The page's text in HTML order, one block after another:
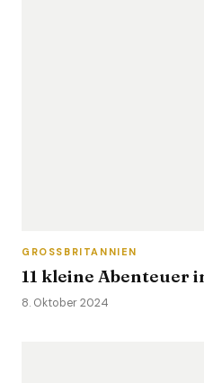
GROSSBRITANNIEN
11 kleine Abenteuer
8. Oktober 2024